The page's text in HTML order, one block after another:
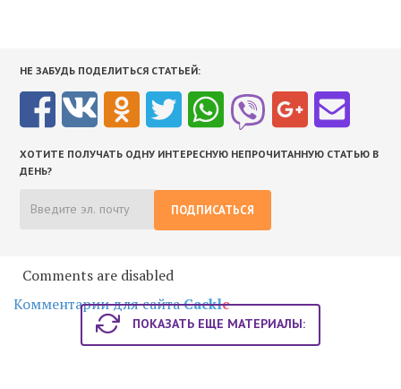
НЕ ЗАБУДЬ ПОДЕЛИТЬСЯ СТАТЬЕЙ:
ХОТИТЕ ПОЛУЧАТЬ ОДНУ ИНТЕРЕСНУЮ НЕПРОЧИТАННУЮ СТАТЬЮ В
ДЕНЬ?
ПОДПИСАТЬСЯ
Comments are disabled
Комментарии для сайтаCackle
ПОКАЗАТЬ ЕЩЕ МАТЕРИАЛЫ: